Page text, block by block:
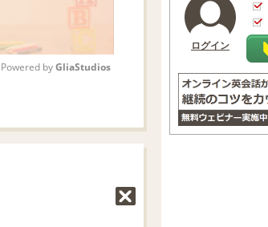
Powered by GliaStudios
ログイン